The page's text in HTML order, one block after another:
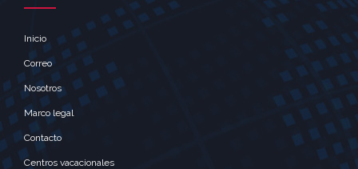
Inicio
Correo
Nosotros
Marco legal
Contacto
Centros vacacionales